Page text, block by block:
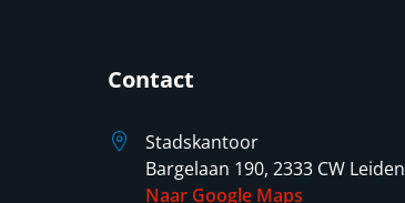
Contact
Stadskantoor
Bargelaan 190, 2333 CW Leiden
Naar Google Maps